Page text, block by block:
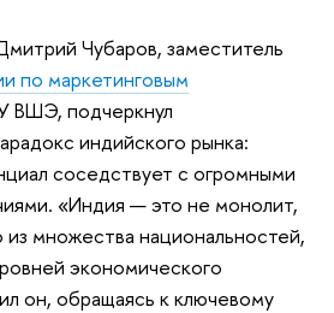
Чубаров, заместитель
по маркетинговым
ВШЭ, подчеркнул
индийского рынка:
соседствует с огромными
«Индия — это не монолит,
множества национальностей,
экономического
он, обращаясь к ключевому